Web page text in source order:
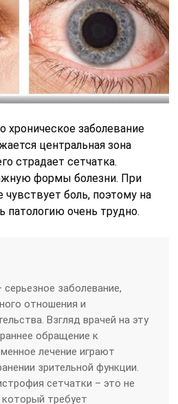
хроническое заболевание
центральная зона
страдает сетчатка.
формы болезни. При
чувствует боль, поэтому на
патологию очень трудно.
заболевание,
отношения и
Взгляд врачей на эту
обращение к
лечение играют
зрительной функции.
сетчатки – это не
требует